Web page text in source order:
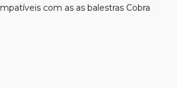
com as as balestras Cobra